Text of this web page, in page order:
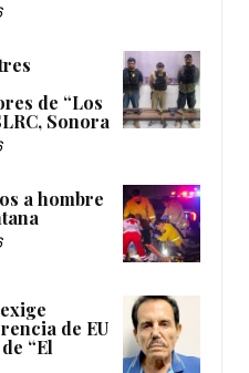
de “Los
Sonora
a hombre
de EU
“El